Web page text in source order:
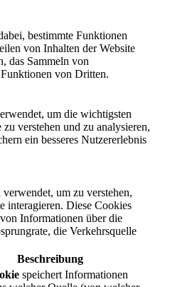
bestimmte Funktionen
von Inhalten der Website
das Sammeln von
von Dritten.
um die wichtigsten
verstehen und zu analysieren,
ein besseres Nutzererlebnis
um zu verstehen,
interagieren. Diese Cookies
Informationen über die
die Verkehrsquelle
Beschreibung
speichert Informationen